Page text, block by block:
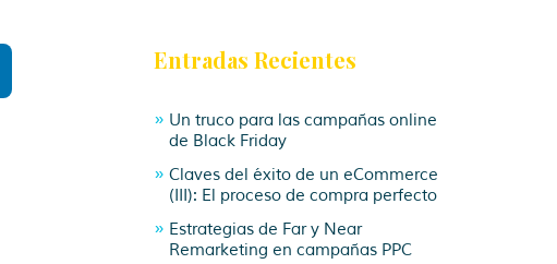
Entradas Recientes
Un truco para las campañas online
de Black Friday
Claves del éxito de un eCommerce
(III): El proceso de compra perfecto
Estrategias de Far y Near
Remarketing en campañas PPC